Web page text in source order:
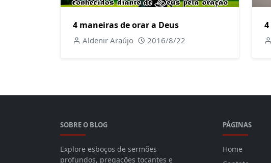
4 maneiras de orar a Deus
Aldenir Araújo 2016/8/22
SOBRE O BLOG
Explore esboços de sermões
profundos, pregações tocantes e
PÁGINAS
Home